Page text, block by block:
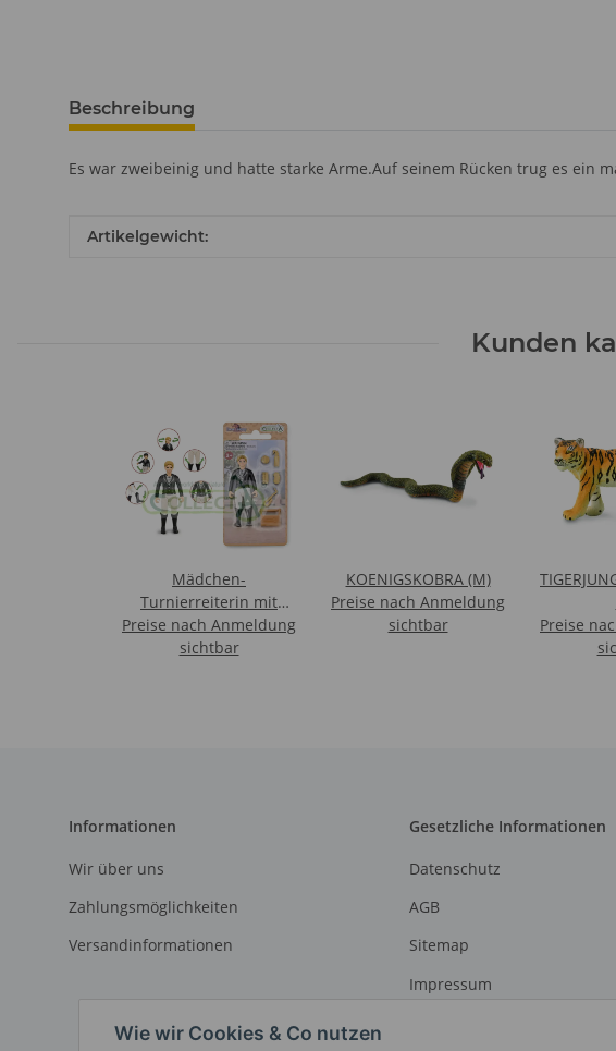
Wie wir Cookies & Co nutzen
Beschreibung
Es war zweibeinig und hatte starke Arme.Auf seinem Rücken trug es ein
Produkteigenschaft
Wert
Artikelgewicht:
Kunden
Mädchen-
Turnierreiterin mit
Zubehör (Leona)
Preise nach Anmeldung
sichtbar
KOENIGSKOBRA (M)
Preise nach Anmeldung
sichtbar
Preise
Informationen
Wir über uns
Zahlungsmöglichkeiten
Versandinformationen
Gesetzliche Informationen
Datenschutz
AGB
Sitemap
Impressum